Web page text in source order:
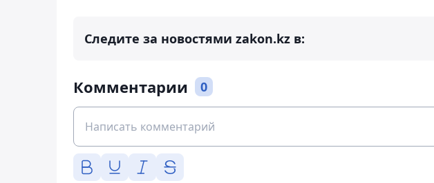
Следите за новостями zakon.kz в:
Комментарии 0